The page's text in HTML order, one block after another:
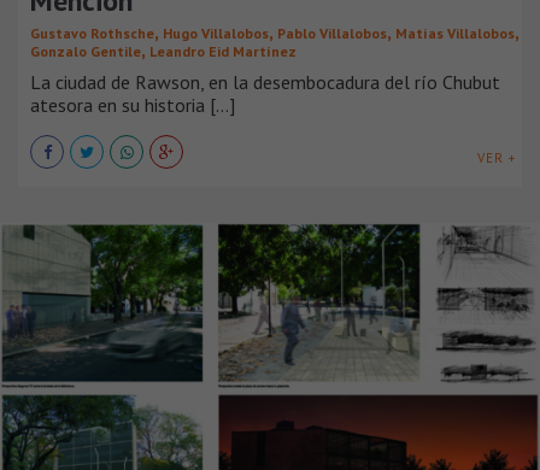
Gustavo Rothsche, Hugo Villalobos, Pablo Villalobos, Matías Villalobos,
Gonzalo Gentile, Leandro Eid Martínez
La ciudad de Rawson, en la desembocadura del río Chubut
atesora en su historia [...]
VER +